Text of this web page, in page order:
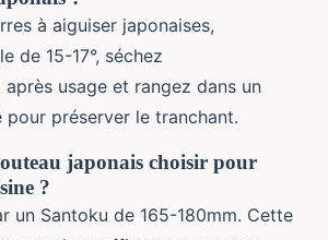
à aiguiser japonaises,
de 15-17°, séchez
usage et rangez dans un
préserver le tranchant.
japonais choisir pour
?
un Santoku de 165-180mm. Cette